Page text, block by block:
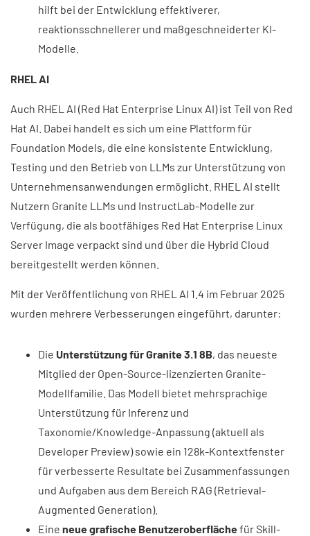
hilft bei der Entwicklung effektiverer,
reaktionsschnellerer und maßgeschneiderter KI-
Modelle.
RHEL AI​
Auch RHEL AI (Red Hat Enterprise Linux AI) ist Teil von Red
Hat AI. Dabei handelt es sich um eine Plattform für
Foundation Models, die eine konsistente Entwicklung,
Testing und den Betrieb von LLMs zur Unterstützung von
Unternehmensanwendungen ermöglicht. RHEL AI stellt
Nutzern Granite LLMs und InstructLab-Modelle zur
Verfügung, die als bootfähiges Red Hat Enterprise Linux
Server Image verpackt sind und über die Hybrid Cloud
bereitgestellt werden können.
Mit der Veröffentlichung von RHEL AI 1.4 im Februar 2025
wurden mehrere Verbesserungen eingeführt, darunter:
Die Unterstützung für Granite 3.1 8B, das neueste
Mitglied der Open-Source-lizenzierten Granite-
Modellfamilie. Das Modell bietet mehrsprachige
Unterstützung für Inferenz und
Taxonomie/Knowledge-Anpassung (aktuell als
Developer Preview) sowie ein 128k-Kontextfenster
für verbesserte Resultate bei Zusammenfassungen
und Aufgaben aus dem Bereich RAG (Retrieval-
Augmented Generation).
Eine neue grafische Benutzeroberflächefür Skill-